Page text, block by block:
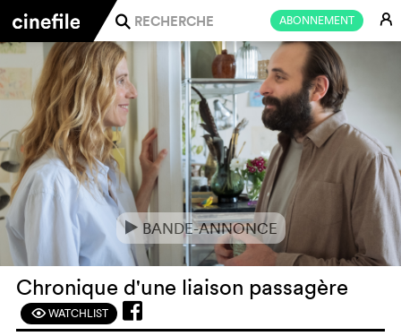
ABONNEMENT E
j
e BANDE-ANNONCE
Chronique d'une liaison passagère
FWATCHLIST